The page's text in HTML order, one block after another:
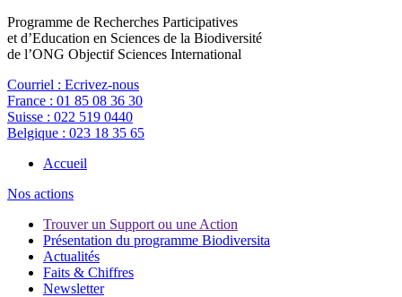
Programme de Recherches Participatives
et d’Education en Sciences de la Biodiversité
de l’ONG Objectif Sciences International
Courriel : Ecrivez-nous
France : 01 85 08 36 30
Suisse : 022 519 0440
Belgique : 023 18 35 65
Accueil
Nos actions
Trouver un Support ou une Action
Présentation du programme Biodiversita
Actualités
Faits & Chiffres
Newsletter